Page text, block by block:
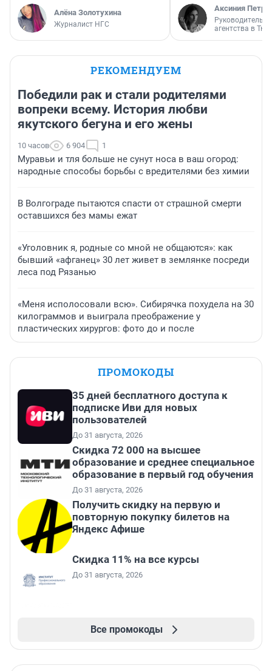
Алёна Золотухина
Журналист НГС
Аксиния
Руководитель
агентства в
РЕКОМЕНДУЕМ
Победили рак и стали родителями
вопреки всему. История любви
якутского бегуна и его жены
10 часов 6 904 1
Муравьи и тля больше не сунут носа в ваш огород:
народные способы борьбы с вредителями без химии
В Волгограде пытаются спасти от страшной смерти
оставшихся без мамы ежат
«Уголовник я, родные со мной не общаются»: как
бывший «афганец» 30 лет живет в землянке посреди
леса под Рязанью
«Меня исполосовали всю». Сибирячка похудела на 30
килограммов и выиграла преображение у
пластических хирургов: фото до и после
ПРОМОКОДЫ
35 дней бесплатного доступа к
подписке Иви для новых
пользователей
До 31 августа, 2026
Скидка 72 000 на высшее
образование и среднее специальное
образование в первый год обучения
До 31 августа, 2026
Получить скидку на первую и
повторную покупку билетов на
Яндекс Афише
Скидка 11% на все курсы
До 31 августа, 2026
Все промокоды